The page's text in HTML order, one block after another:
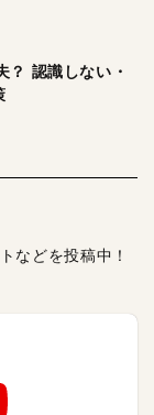
？ 認識しない・
などを投稿中！